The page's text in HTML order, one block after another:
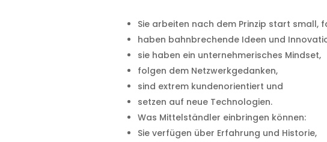
Sie arbeiten nach dem Prinzip start small,
haben bahnbrechende Ideen und
sie haben ein unternehmerisches Mindset,
folgen dem Netzwerkgedanken,
sind extrem kundenorientiert und
setzen auf neue Technologien.
Was Mittelständler einbringen können:
Sie verfügen über Erfahrung und Historie,